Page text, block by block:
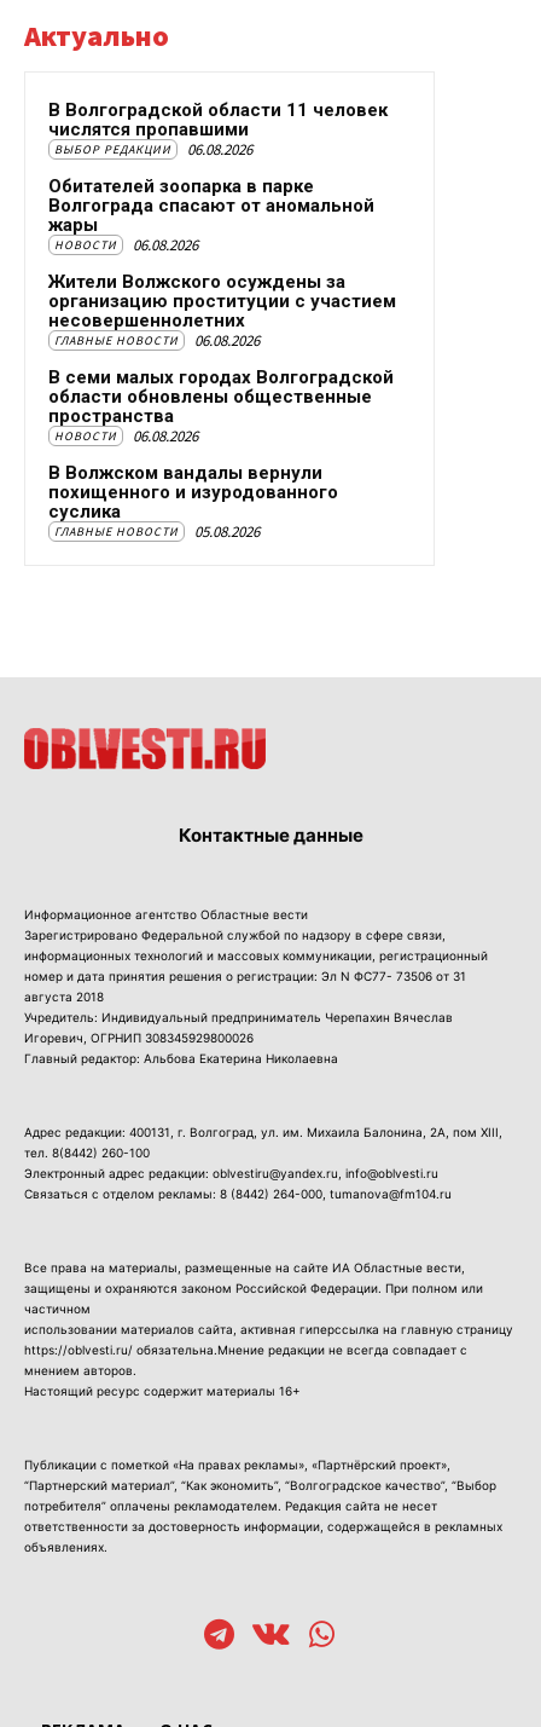
Актуально
В Волгоградской области 11 человек
числятся пропавшими
ВЫБОР РЕДАКЦИИ 06.08.2026
Обитателей зоопарка в парке
Волгограда спасают от аномальной
жары
НОВОСТИ 06.08.2026
Жители Волжского осуждены за
организацию проституции с участием
несовершеннолетних
ГЛАВНЫЕ НОВОСТИ 06.08.2026
В семи малых городах Волгоградской
области обновлены общественные
пространства
НОВОСТИ 06.08.2026
В Волжском вандалы вернули
похищенного и изуродованного
суслика
ГЛАВНЫЕ НОВОСТИ 05.08.2026
Контактные данные
Информационное агентство Областные вести
Зарегистрировано Федеральной службой по надзору в сфере связи,
информационных технологий и массовых коммуникации, регистрационный
номер и дата принятия решения о регистрации: Эл N ФС77- 73506 от 31
августа 2018
Учредитель: Индивидуальный предприниматель Черепахин Вячеслав
Игоревич, ОГРНИП 308345929800026
Главный редактор: Альбова Екатерина Николаевна
Адрес редакции: 400131, г. Волгоград, ул. им. Михаила Балонина, 2А, пом XIII,
тел. 8(8442) 260-100
Электронный адрес редакции: oblvestiru@yandex.ru, info@oblvesti.ru
Связаться с отделом рекламы: 8 (8442) 264-000 , tumanova@fm104.ru
Все права на материалы, размещенные на сайте ИА Областные вести,
защищены и охраняются законом Российской Федерации. При полном или
частичном
использовании материалов сайта, активная гиперссылка на главную страницу
https://oblvesti.ru/ обязательна.Мнение редакции не всегда совпадает с
мнением авторов.
Настоящий ресурс содержит материалы 16+
Публикации с пометкой «На правах рекламы», «Партнёрский проект»,
“Партнерский материал”, “Как экономить”, “Волгоградское качество”, “Выбор
потребителя” оплачены рекламодателем. Редакция сайта не несет
ответственности за достоверность информации, содержащейся в рекламных
объявлениях.